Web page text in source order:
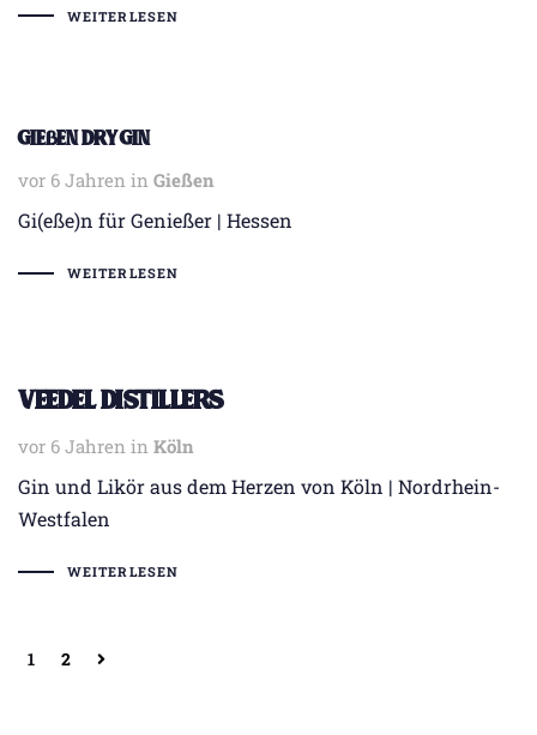
WEITERLESEN
Gießen Dry Gin
vor 6 Jahren in
Tags Gießen
Gi(eße)n für Genießer | Hessen
WEITERLESEN
Veedel Distillers
vor 6 Jahren in
Tags Köln
Gin und Likör aus dem Herzen von Köln | Nordrhein-
Westfalen
WEITERLESEN
1 2